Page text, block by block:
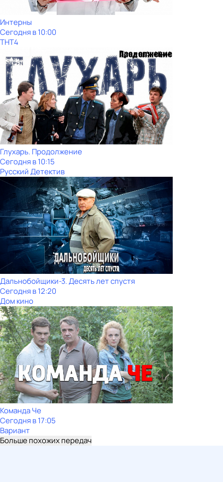
Интерны
Сегодня в 10:00
ТНТ4
Глухарь. Продолжение
Сегодня в 10:15
Русский Детектив
Дальнобойщики-3. Десять лет спустя
Сегодня в 12:20
Дом кино
Команда Че
Сегодня в 17:05
Вариант
Больше похожих передач